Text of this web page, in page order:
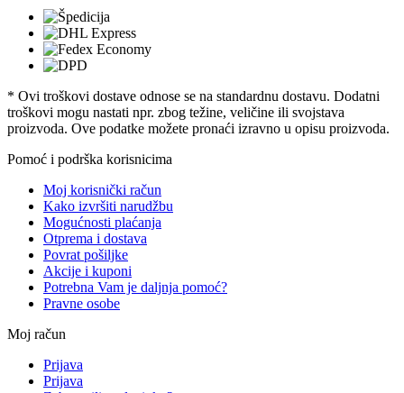
* Ovi troškovi dostave odnose se na standardnu ​​dostavu. Dodatni
troškovi mogu nastati npr. zbog težine, veličine ili svojstava
proizvoda. Ove podatke možete pronaći izravno u opisu proizvoda.
Pomoć i podrška korisnicima
Moj korisnički račun
Kako izvršiti narudžbu
Mogućnosti plaćanja
Otprema i dostava
Povrat pošiljke
Akcije i kuponi
Potrebna Vam je daljnja pomoć?
Pravne osobe
Moj račun
Prijava
Prijava